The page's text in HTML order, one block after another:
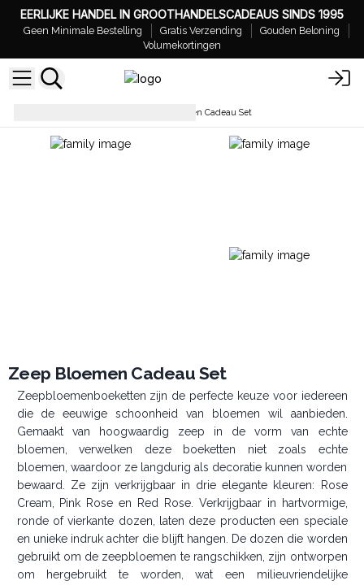
EERLIJKE HANDEL IN GROOTHANDELSCADEAUS SINDS 1995
Geen Minimale Bestelling Gratis Verzending
Gouden Beloning
Volumekortingen
Zeep Bloemen Cadeau Set
Zeep Bloemen Cadeau Set
Zeepbloemenboeketten zijn de perfecte keuze voor iedereen
die de eeuwige schoonheid van bloemen wil aanbieden.
Gemaakt van hoogwaardig zeep in de vorm van echte
bloemen, verwelken deze boeketten niet zoals echte
bloemen, waardoor ze langdurig als decoratie kunnen worden
bewaard. Ze zijn verkrijgbaar in drie elegante kleuren: Rose
Cream, Pink Rose en Red Rose. Verkrijgbaar in hartvormige,
ronde of vierkante dozen, laten deze producten een speciale
en unieke indruk achter die blijft hangen. De dozen die worden
gebruikt om de zeepbloemen te rangschikken, zijn ontworpen
om hergebruikt te worden, wat een milieuvriendelijke